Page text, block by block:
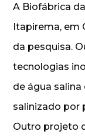
A Biofábrica
Itapirema, em
da pesquisa.
tecnologias
de água
salinizado por
Outro projeto